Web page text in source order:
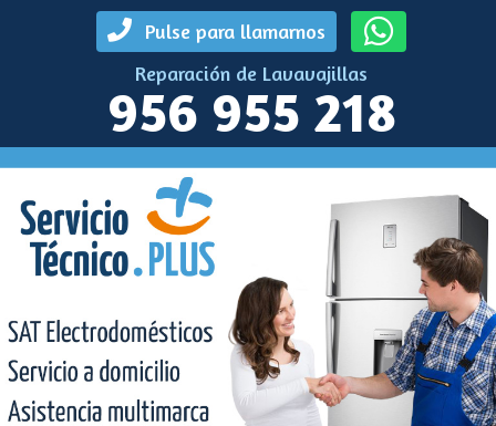
Pulse para llamarnos
Reparación de Lavavajillas
956 955 218